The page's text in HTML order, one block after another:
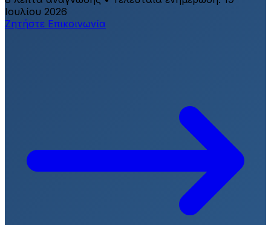
Ιουλίου 2026
Ζητήστε Επικοινωνία